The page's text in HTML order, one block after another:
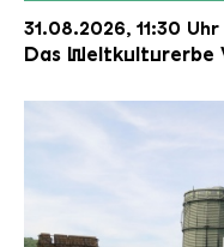
31.08.2026, 11:30 Uhr
Das Weltkulturerbe